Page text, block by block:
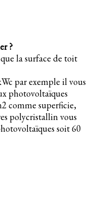
?
la surface de toit
par exemple il vous
photovoltaïques
comme superficie,
polycristallin vous
soit 60